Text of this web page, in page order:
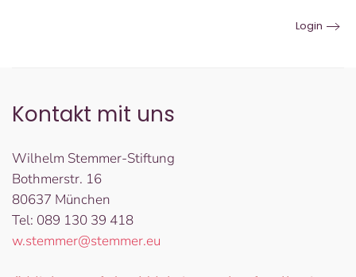
Login
Kontakt mit uns
Wilhelm Stemmer-Stiftung
Bothmerstr. 16
80637 München
Tel: 089 130 39 418
w.stemmer@stemmer.eu